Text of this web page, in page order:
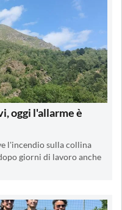
oggi l'allarme è
l'incendio sulla collina
giorni di lavoro anche